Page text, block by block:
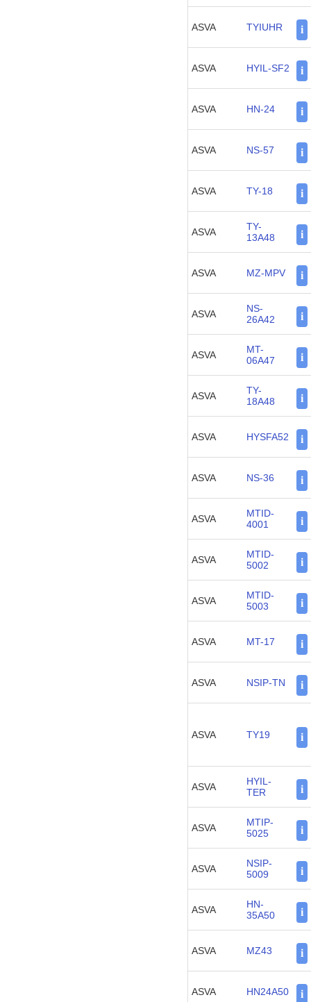
ASVA TYIUHR i
ASVA HYIL-SF2 i
ASVA HN-24 i
ASVA NS-57 i
ASVA TY-18 i
ASVA
TY-
13A48
i
ASVA MZ-MPV i
ASVA
NS-
26A42
i
ASVA
MT-
06A47
i
ASVA
TY-
18A48
i
ASVA HYSFA52 i
ASVA NS-36 i
ASVA
MTID-
4001
i
ASVA
MTID-
5002
i
ASVA
MTID-
5003
i
ASVA MT-17 i
ASVA NSIP-TN i
ASVA TY19 i
ASVA
HYIL-
TER
i
ASVA
MTIP-
5025
i
ASVA
NSIP-
5009
i
ASVA
HN-
35A50
i
ASVA MZ43 i
ASVA HN24A50 i